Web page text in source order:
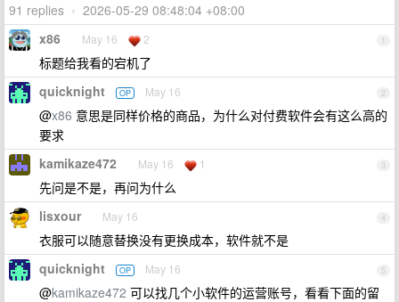
91 replies • 2026-05-29 08:48:04 +08:00
1
x86 May 16 2
标题给我看的宕机了
2
quicknight OP May 16
@x86 意思是同样价格的商品，为什么对付费软件会有这么高的
要求
3
kamikaze472 May 16 1
先问是不是，再问为什么
4
lisxour May 16
衣服可以随意替换没有更换成本，软件就不是
5
quicknight OP May 16
@kamikaze472 可以找几个小软件的运营账号，看看下面的留